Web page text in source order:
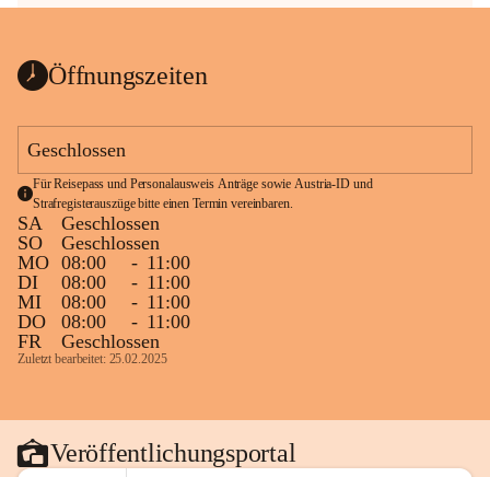
Öffnungszeiten
Geschlossen
Für Reisepass und Personalausweis Anträge sowie Austria-ID und
Strafregisterauszüge bitte einen Termin vereinbaren.
SA
Geschlossen
SO
Geschlossen
MO 08:00 - 11:00
DI
08:00 - 11:00
MI
08:00 - 11:00
DO
08:00 - 11:00
FR
Geschlossen
Zuletzt bearbeitet: 25.02.2025
Veröffentlichungsportal